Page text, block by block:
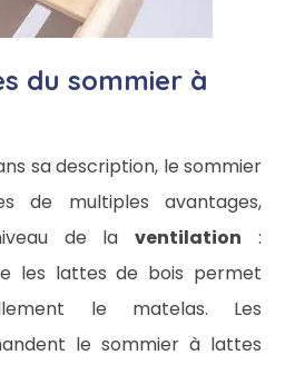
du sommier à
sa description, le sommier
de multiples avantages,
de laventilation :
les lattes de bois permet
le matelas. Les
le sommier à lattes